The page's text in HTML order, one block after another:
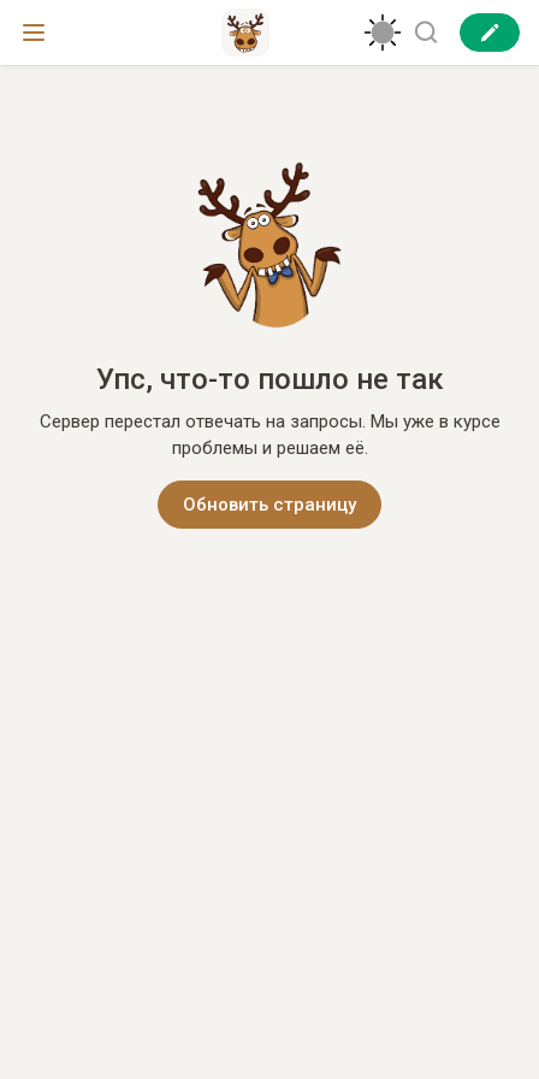
Упс, что-то пошло не так
Сервер перестал отвечать на запросы. Мы уже в курсе
проблемы и решаем её.
Обновить страницу